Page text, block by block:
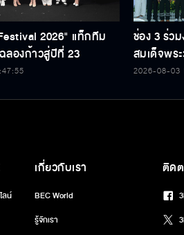
2026" แท็กทีม
ลองก้าวสู่ปีที่ 23
ช่อง 3 ร่ว
สมเด็จพระวชิ
โอกาสวัน
2026-08-03
ลน์
เกี่ยวกับเรา
BEC World
รู้จักเรา
ติด